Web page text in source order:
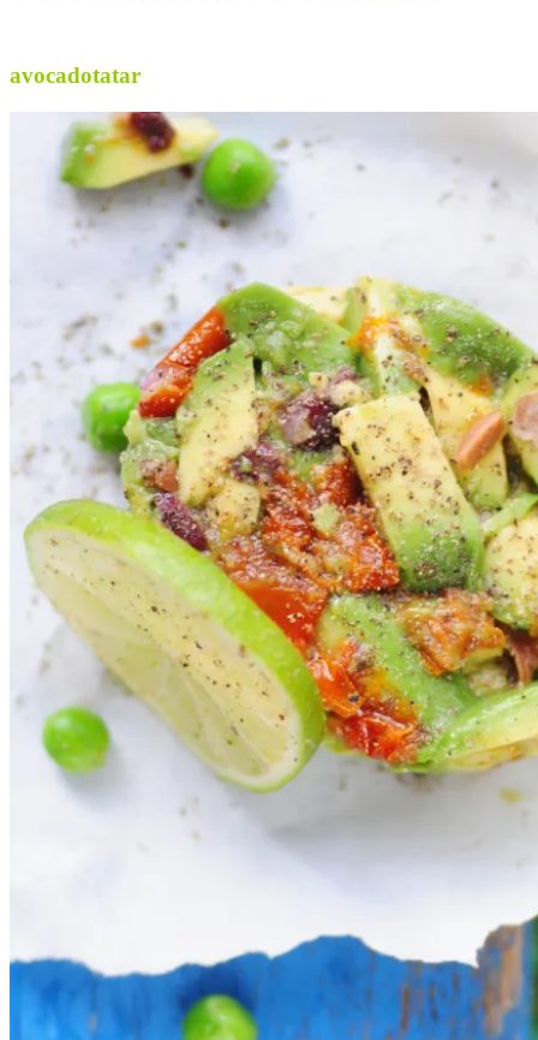
avocadotatar